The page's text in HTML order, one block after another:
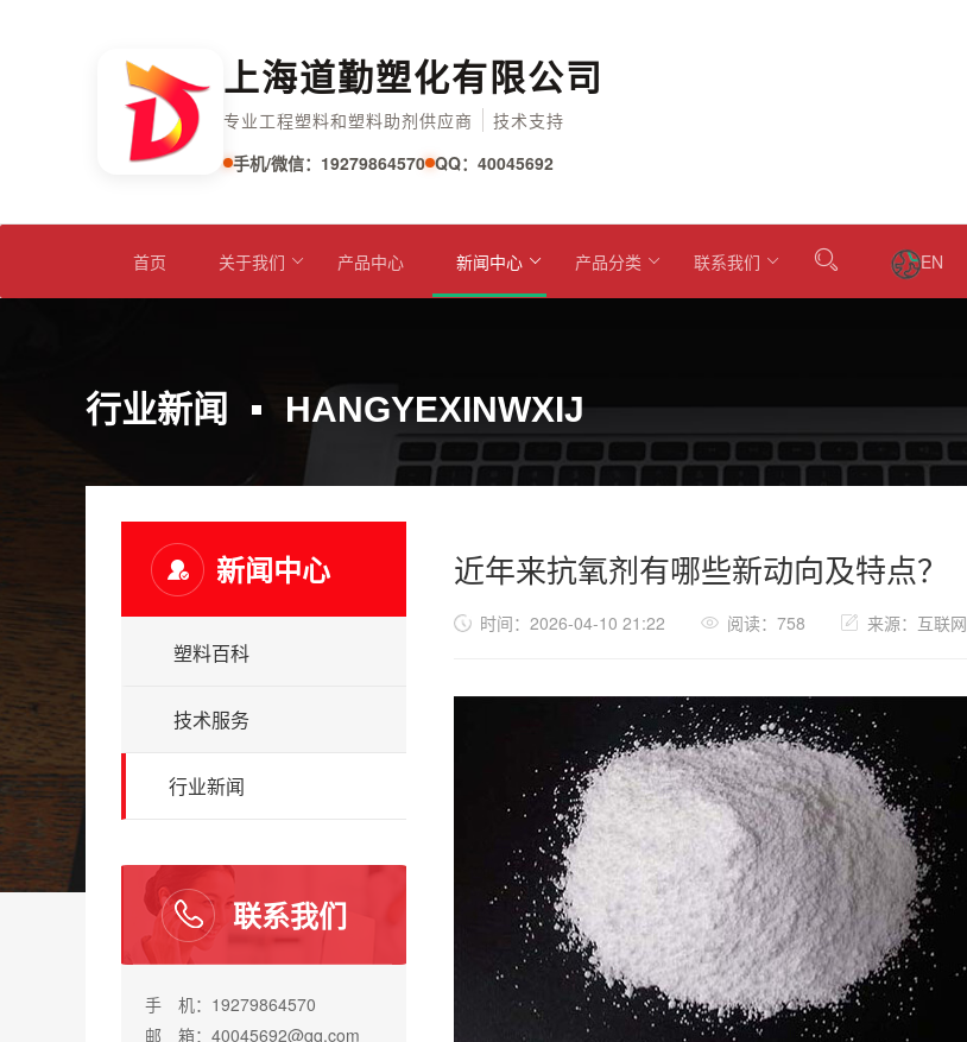
上海道勤塑化有限公司
专业工程塑料和塑料助剂供应商
技术支持
手机/微信：19279864570 QQ：40045692
首页 关于我们 产品中心 新闻中心 产品分类 联系我们 EN
行业新闻 HANGYEXINWXIJ
新闻中心
塑料百科
技术服务
行业新闻
联系我们
手 机：19279864570
邮 箱：40045692@qq.com
近年来抗氧剂有哪些新动向及特点？
时间：2026-04-10 21:22 阅读：758 来源：互联网